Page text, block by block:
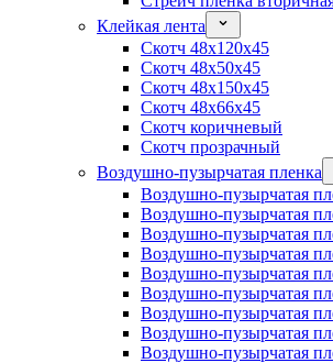
Клейкая лента
Скотч 48x120x45
Скотч 48x50x45
Скотч 48x150x45
Скотч 48x66x45
Скотч коричневый
Скотч прозрачный
Воздушно-пузырчатая пленка
Воздушно-пузырчатая
Воздушно-пузырчатая
Воздушно-пузырчатая
Воздушно-пузырчатая
Воздушно-пузырчатая
Воздушно-пузырчатая
Воздушно-пузырчатая
Воздушно-пузырчатая
Воздушно-пузырчатая